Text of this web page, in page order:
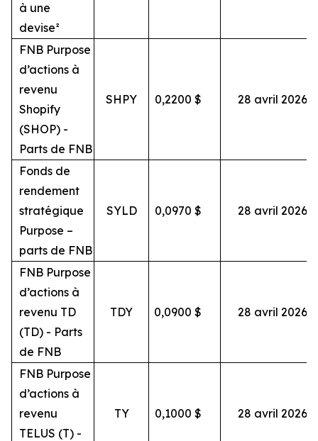
à une
devise²
FNB Purpose
d’actions à
revenu
Shopify
(SHOP) -
Parts de FNB
SHPY 0,2200 $ 28 avril 2026
Fonds de
rendement
stratégique
Purpose –
parts de FNB
SYLD 0,0970 $ 28 avril 2026
FNB Purpose
d’actions à
revenu TD
(TD) - Parts
de FNB
TDY 0,0900 $ 28 avril 2026
FNB Purpose
d’actions à
revenu
TELUS (T) -
TY 0,1000 $ 28 avril 2026